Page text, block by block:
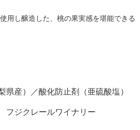
用し醸造した、桃の果実感を堪能できる
県産）／酸化防止剤（亜硫酸塩）
ジクレールワイナリー